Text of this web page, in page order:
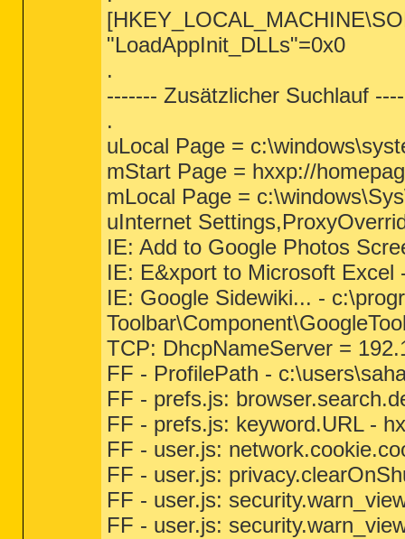
"LoadAppInit_DLLs"=0x0
.
------- Zusätzlicher Suchlauf
.
uLocal Page =
mStart Page = hxxp://
mLocal Page =
uInternet
IE: Add to Google Photos
IE: E&xport to Microsoft
IE: Google Sidewiki... -
TCP: DhcpNameServer =
FF - ProfilePath -
FF - prefs.js:
FF - prefs.js: keyword.URL -
FF - user.js:
FF - user.js:
FF - user.js:
FF - user.js: